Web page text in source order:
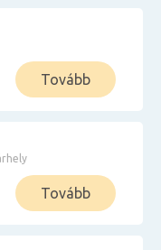
Tovább
Tovább